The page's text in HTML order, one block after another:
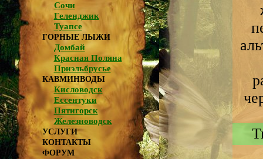
Сочи
Геленджик
Туапсе
ГОРНЫЕ ЛЫЖИ
Домбай
Красная Поляна
Приэльбрусье
КАВМИНВОДЫ
Кисловодск
Ессентуки
Пятигорск
Железноводск
УСЛУГИ
КОНТАКТЫ
ФОРУМ